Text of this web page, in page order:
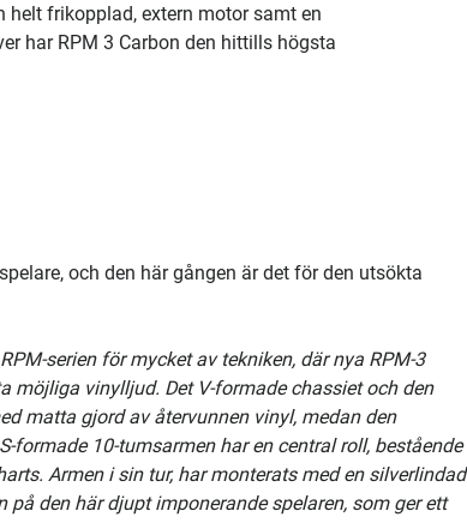
frikopplad, extern motor samt en
har RPM 3 Carbon den hittills högsta
och den här gången är det för den utsökta
serien för mycket av tekniken, där nya RPM-3
möjliga vinylljud. Det V-formade chassiet och den
matta gjord av återvunnen vinyl, medan den
formade 10-tumsarmen har en central roll, bestående
Armen i sin tur, har monterats med en silverlindad
den här djupt imponerande spelaren, som ger ett